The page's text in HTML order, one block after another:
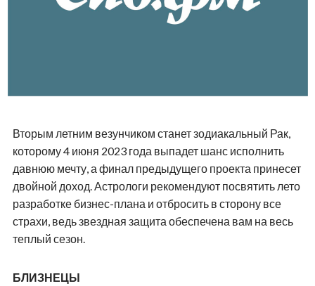
Вторым летним везунчиком станет зодиакальный Рак,
которому 4 июня 2023 года выпадет шанс исполнить
давнюю мечту, а финал предыдущего проекта принесет
двойной доход. Астрологи рекомендуют посвятить лето
разработке бизнес-плана и отбросить в сторону все
страхи, ведь звездная защита обеспечена вам на весь
теплый сезон.
БЛИЗНЕЦЫ